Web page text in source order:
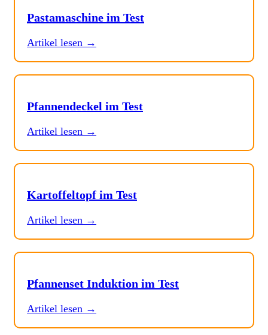
Pastamaschine im Test
Artikel lesen →
Pfannendeckel im Test
Artikel lesen →
Kartoffeltopf im Test
Artikel lesen →
Pfannenset Induktion im Test
Artikel lesen →